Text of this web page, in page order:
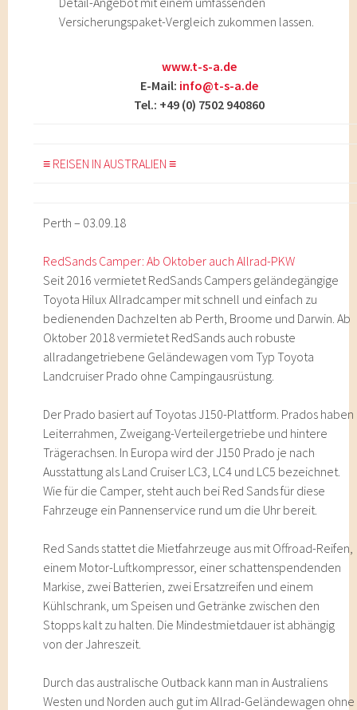
Versicherungspaket-Vergleich zukommen lassen.
www.t-s-a.de
E-Mail: info@t-s-a.de
Tel.: +49 (0) 7502 940860
≡ REISEN IN AUSTRALIEN ≡
Perth – 03.09.18
RedSands Camper: Ab Oktober auch Allrad-PKW
Seit 2016 vermietet RedSands Campers geländegängige
Toyota Hilux Allradcamper mit schnell und einfach zu
bedienenden Dachzelten ab Perth, Broome und Darwin. Ab
Oktober 2018 vermietet RedSands auch robuste
allradangetriebene Geländewagen vom Typ Toyota
Landcruiser Prado ohne Campingausrüstung.
Der Prado basiert auf Toyotas J150-Plattform. Prados haben
Leiterrahmen, Zweigang-Verteilergetriebe und hintere
Trägerachsen. In Europa wird der J150 Prado je nach
Ausstattung als Land Cruiser LC3, LC4 und LC5 bezeichnet.
Wie für die Camper, steht auch bei Red Sands für diese
Fahrzeuge ein Pannenservice rund um die Uhr bereit.
Red Sands stattet die Mietfahrzeuge aus mit Offroad-Reifen,
einem Motor-Luftkompressor, einer schattenspendenden
Markise, zwei Batterien, zwei Ersatzreifen und einem
Kühlschrank, um Speisen und Getränke zwischen den
Stopps kalt zu halten. Die Mindestmietdauer ist abhängig
von der Jahreszeit.
Durch das australische Outback kann man in Australiens
Westen und Norden auch gut im Allrad-Geländewagen ohne